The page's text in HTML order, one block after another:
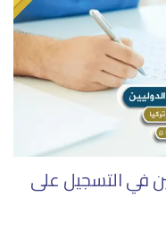
في التسجيل على